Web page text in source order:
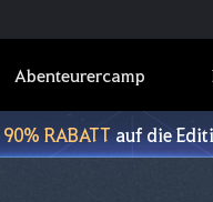
Abenteurercamp
90% RABATTauf die